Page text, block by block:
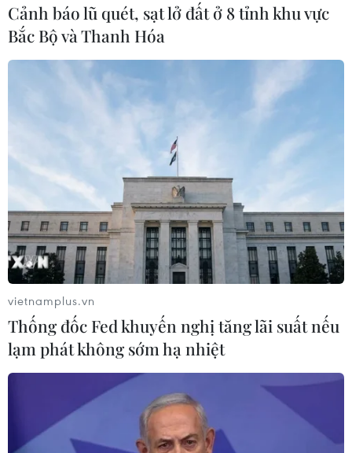
Tổng Lãnh sự Vũ Ngọc Lý dâng hương tại đài tưởng niệm.
(Ảnh: CTV/Vietnam+)
Cảnh báo lũ quét, sạt lở đất ở 8 tỉnh khu vực
Bắc Bộ và Thanh Hóa
vietnamplus.vn
Thống đốc Fed khuyến nghị tăng lãi suất nếu
lạm phát không sớm hạ nhiệt